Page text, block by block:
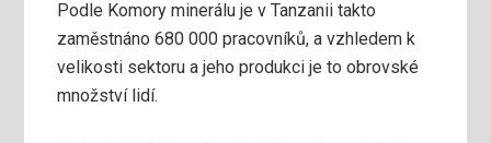
Podle Komory minerálu je v Tanzanii takto
zaměstnáno 680 000 pracovníků, a vzhledem k
velikosti sektoru a jeho produkci je to obrovské
množství lidí.